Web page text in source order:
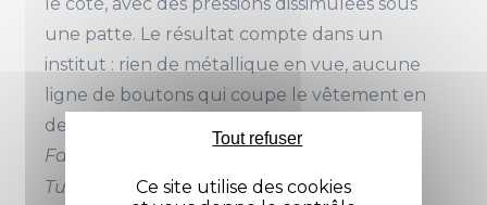
une patte. Le résultat compte dans un
institut : rien de métallique en vue, aucune
ligne de boutons qui coupe le vêtement en
deux, et une allure nette.
Fabriquée dans notre propre atelier en
Tunisie avec des tissus européens.
Soufflet d'aisance dos
Ce site utilise des cookies
Tout refuser